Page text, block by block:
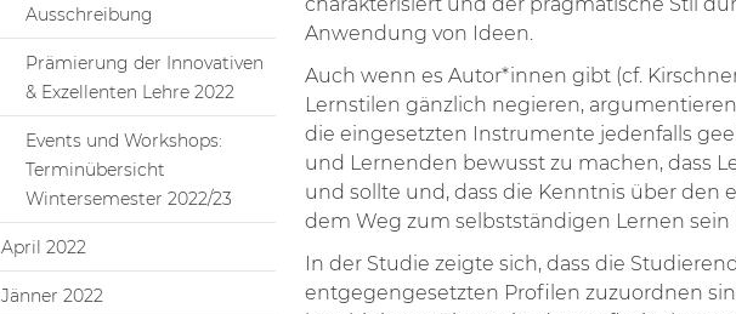
Ausschreibung
Prämierung der Innovativen
& Exzellenten Lehre 2022
Events und Workshops:
Terminübersicht
Wintersemester 2022/23
April 2022
Jänner 2022
Anwendung von Ideen.
Auch wenn es Autor*innen gibt (cf.
Lernstilen gänzlich negieren, argumentieren
die eingesetzten Instrumente jedenfalls
und Lernenden bewusst zu machen, dass
und sollte und, dass die Kenntnis über den
dem Weg zum selbstständigen Lernen sein
In der Studie zeigte sich, dass die
entgegengesetzten Profilen zuzuordnen